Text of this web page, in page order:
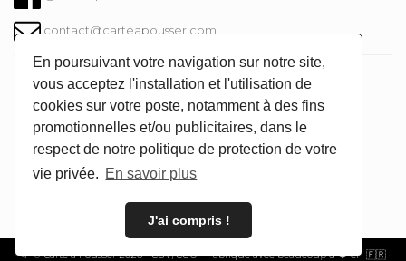
En poursuivant votre navigation sur notre site,
vous acceptez l'installation et l'utilisation de
cookies sur votre poste, notamment à des fins
promotionnelles et/ou publicitaires, dans le
respect de notre politique de protection de votre
vie privée. En savoir plus
J'ai compris !
contact@carteapousser.com
Instagram @carteapousser
🌱 © Carte à Pousser 2026 -CGV/CGU- Fabriqué avec beaucoup d'❤️ en 🇫🇷